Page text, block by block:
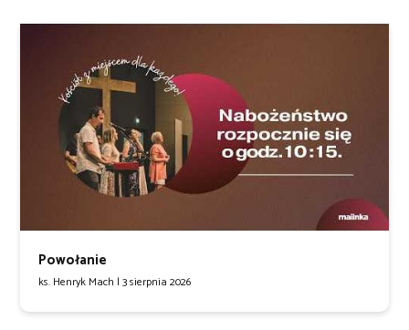
Powołanie
ks. Henryk Mach | 3 sierpnia 2026